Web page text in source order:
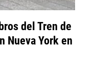
del Tren de
Nueva York en